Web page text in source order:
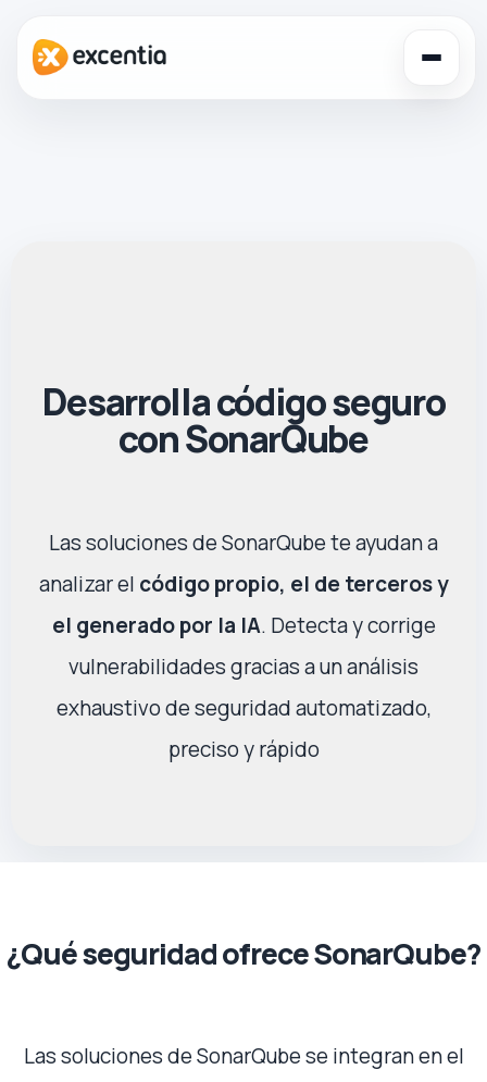
Desarrolla código seguro
con SonarQube
Las soluciones de SonarQube te ayudan a
analizar el código propio, el de terceros y
el generado por la IA. Detecta y corrige
vulnerabilidades gracias a un análisis
exhaustivo de seguridad automatizado,
preciso y rápido
¿Qué seguridad ofrece SonarQube?
Las soluciones de SonarQube se integran en el